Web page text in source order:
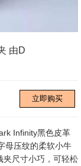
由D
Infinity黑色皮革
母压纹的柔软小牛
夹尺寸小巧，可轻松